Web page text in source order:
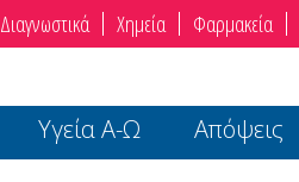
Διαγνωστικά Χημεία Φαρμακεία
Υγεία Α-Ω Απόψεις